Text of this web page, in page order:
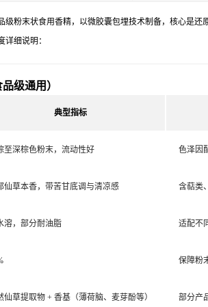
级粉末状食用香精，以微胶囊包埋技术制备，核心是
细说明：
级通用）
典型指标
至深棕色粉末，流动性好 色泽因
仙草本香，带苦甘底调与清凉感 含萜类
溶，部分耐油脂 适配不
保障粉
仙草提取物 + 香基（薄荷脑、麦芽酚等） 部分产